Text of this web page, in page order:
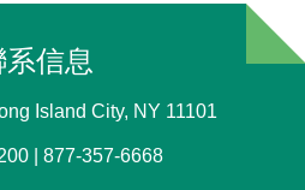
系信息
Island City, NY 11101
| 877-357-6668